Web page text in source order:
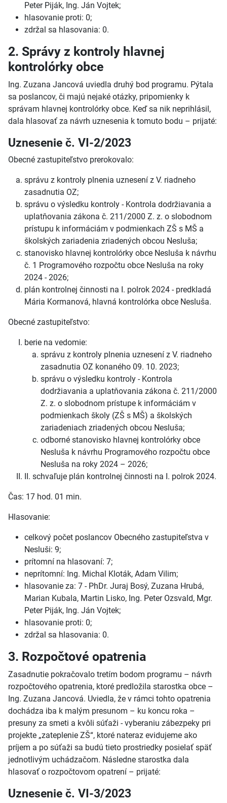
Peter Piják, Ing. Ján Vojtek;
hlasovanie proti: 0;
zdržal sa hlasovania: 0.
2. Správy z kontroly hlavnej
kontrolórky obce
Ing. Zuzana Jancová uviedla druhý bod programu. Pýtala
sa poslancov, či majú nejaké otázky, pripomienky k
správam hlavnej kontrolórky obce. Keď sa nik neprihlásil,
dala hlasovať za návrh uznesenia k tomuto bodu – prijaté:
Uznesenie č. VI-2/2023
Obecné zastupiteľstvo prerokovalo:
správu z kontroly plnenia uznesení z V. riadneho
zasadnutia OZ;
správu o výsledku kontroly - Kontrola dodržiavania a
uplatňovania zákona č. 211/2000 Z. z. o slobodnom
prístupu k informáciám v podmienkach ZŠ s MŠ a
školských zariadenia zriadených obcou Nesluša;
stanovisko hlavnej kontrolórky obce Nesluša k návrhu
č. 1 Programového rozpočtu obce Nesluša na roky
2024 - 2026;
plán kontrolnej činnosti na I. polrok 2024 - predkladá
Mária Kormanová, hlavná kontrolórka obce Nesluša.
Obecné zastupiteľstvo:
berie na vedomie:
správu z kontroly plnenia uznesení z V. riadneho
zasadnutia OZ konaného 09. 10. 2023;
správu o výsledku kontroly - Kontrola
dodržiavania a uplatňovania zákona č. 211/2000
Z. z. o slobodnom prístupe k informáciám v
podmienkach školy (ZŠ s MŠ) a školských
zariadeniach zriadených obcou Nesluša;
odborné stanovisko hlavnej kontrolórky obce
Nesluša k návrhu Programového rozpočtu obce
Nesluša na roky 2024 – 2026;
II. schvaľuje plán kontrolnej činnosti na I. polrok 2024.
Čas: 17 hod. 01 min.
Hlasovanie:
celkový počet poslancov Obecného zastupiteľstva v
Nesluši: 9;
prítomní na hlasovaní: 7;
neprítomní: Ing. Michal Kloták, Adam Vilim;
hlasovanie za: 7 - PhDr. Juraj Bosý, Zuzana Hrubá,
Marian Kubala, Martin Lisko, Ing. Peter Ozsvald, Mgr.
Peter Piják, Ing. Ján Vojtek;
hlasovanie proti: 0;
zdržal sa hlasovania: 0.
3. Rozpočtové opatrenia
Zasadnutie pokračovalo tretím bodom programu – návrh
rozpočtového opatrenia, ktoré predložila starostka obce –
Ing. Zuzana Jancová. Uviedla, že v rámci tohto opatrenia
dochádza iba k malým presunom – ku koncu roka –
presuny za smeti a kvôli súťaži - vyberaniu zábezpeky pri
projekte „zateplenie ZŠ“, ktoré nateraz evidujeme ako
príjem a po súťaži sa budú tieto prostriedky posielať späť
jednotlivým uchádzačom. Následne starostka dala
hlasovať o rozpočtovom opatrení – prijaté:
Uznesenie č. VI-3/2023